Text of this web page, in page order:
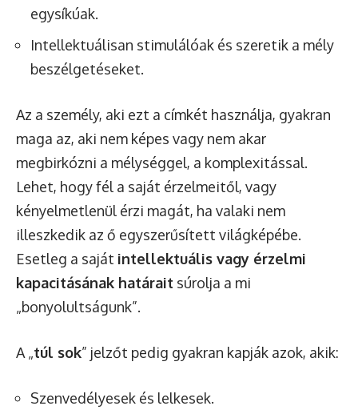
egysíkúak.
Intellektuálisan stimulálóak és szeretik a mély
beszélgetéseket.
Az a személy, aki ezt a címkét használja, gyakran
maga az, aki nem képes vagy nem akar
megbirkózni a mélységgel, a komplexitással.
Lehet, hogy fél a saját érzelmeitől, vagy
kényelmetlenül érzi magát, ha valaki nem
illeszkedik az ő egyszerűsített világképébe.
Esetleg a saját intellektuális vagy érzelmi
kapacitásának határait súrolja a mi
„bonyolultságunk”.
A „túl sok” jelzőt pedig gyakran kapják azok, akik:
Szenvedélyesek és lelkesek.